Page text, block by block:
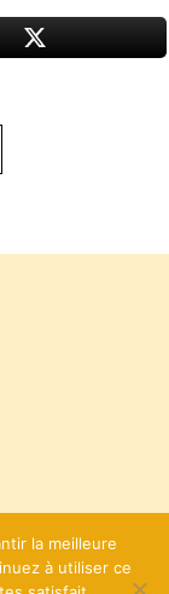
la meilleure
à utiliser ce